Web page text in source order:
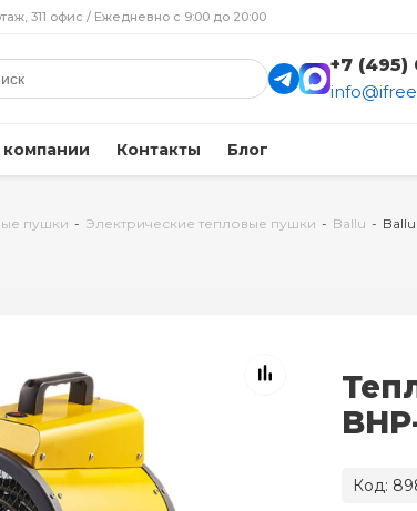
311 офис / Ежедневно с 9:00 до 20:00
+7 (495)
Контакты Блог
пушки - Электрические тепловые пушки - Ballu -
Код: